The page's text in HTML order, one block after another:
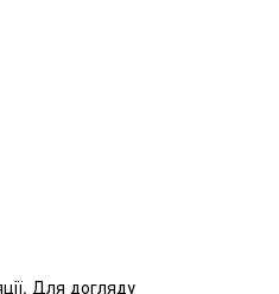
Для догляду